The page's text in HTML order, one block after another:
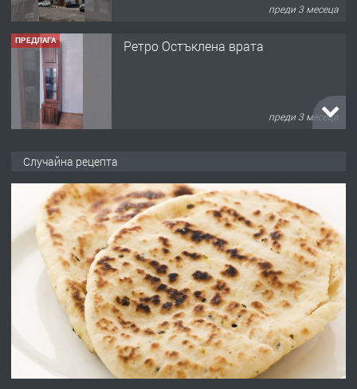
преди 3 месеца
ПРЕДЛАГА Ретро Остъклена врата
преди 3 месеца
преди 10 месеца
ПРЕДЛАГА
Професионална броячна машина -
със сертификат от ЕЦБ
преди 1 година
ПРЕДЛАГА
Професионална зеленчукорезачка
Случайна рецепта